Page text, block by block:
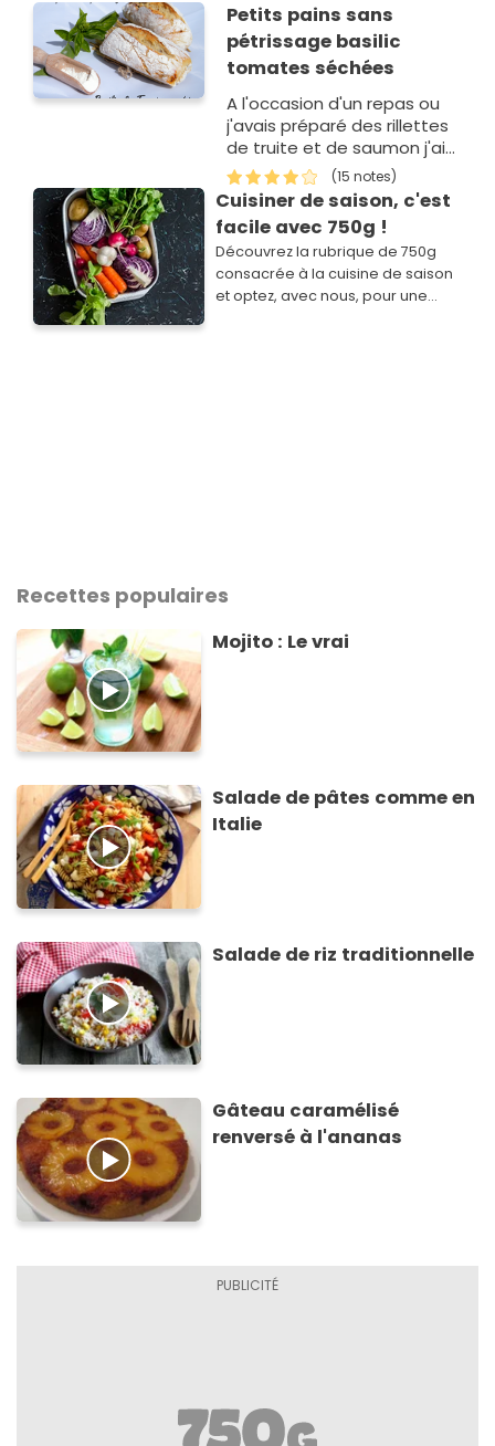
Petits pains sans
pétrissage basilic
tomates séchées
A l'occasion d'un repas ou
j'avais préparé des rillettes
de truite et de saumon j'ai
voulu faire mon propre pain,
une bonne occasion de
tester ces petits pains
dont…
(15 notes)
Cuisiner de saison, c'est
facile avec 750g !
Découvrez la rubrique de 750g
consacrée à la cuisine de saison
et optez, avec nous, pour une
Recettes populaires
Mojito : Le vrai
Salade de pâtes comme en
Italie
Salade de riz traditionnelle
Gâteau caramélisé
renversé à l'ananas